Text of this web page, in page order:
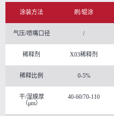
涂装方法 刷/辊涂
气压/喷嘴口径 /
稀释剂 X03稀释剂
稀释比例 0-5%
干/湿膜厚
（μm）
40-60/70-110